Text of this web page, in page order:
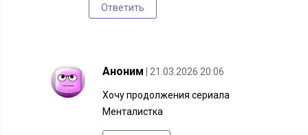
Ответить
Аноним | 21.03.2026 20:06
Хочу продолжения сериала
Менталистка